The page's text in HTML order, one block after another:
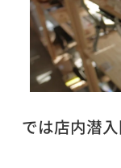
では店内潜